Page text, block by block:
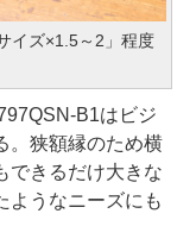
イズ×1.5～2」程度
B1はビジ
。狭額縁のため横
できるだけ大きな
ようなニーズにも